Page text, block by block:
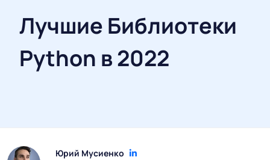
Лучшие Библиотеки
Python в 2022
Юрий Мусиенко